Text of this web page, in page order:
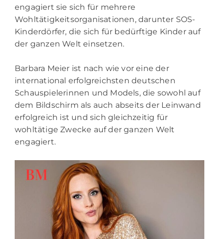
engagiert sie sich für mehrere
Wohltätigkeitsorganisationen, darunter SOS-
Kinderdörfer, die sich für bedürftige Kinder auf
der ganzen Welt einsetzen.
Barbara Meier ist nach wie vor eine der
international erfolgreichsten deutschen
Schauspielerinnen und Models, die sowohl auf
dem Bildschirm als auch abseits der Leinwand
erfolgreich ist und sich gleichzeitig für
wohltätige Zwecke auf der ganzen Welt
engagiert.